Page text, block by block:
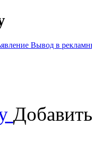
Вывод в